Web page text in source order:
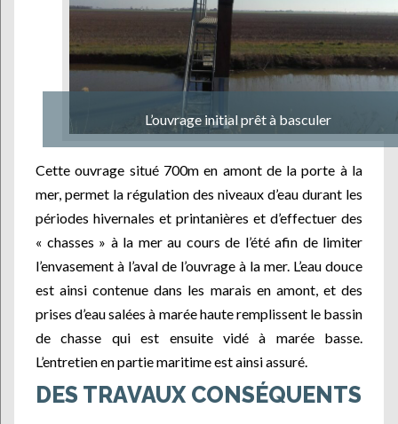
L’ouvrage initial prêt à basculer
Cette ouvrage situé 700m en amont de la porte à la
mer, permet la régulation des niveaux d’eau durant les
périodes hivernales et printanières et d’effectuer des
« chasses » à la mer au cours de l’été afin de limiter
l’envasement à l’aval de l’ouvrage à la mer. L’eau douce
est ainsi contenue dans les marais en amont, et des
prises d’eau salées à marée haute remplissent le bassin
de chasse qui est ensuite vidé à marée basse.
L’entretien en partie maritime est ainsi assuré.
DES TRAVAUX CONSÉQUENTS